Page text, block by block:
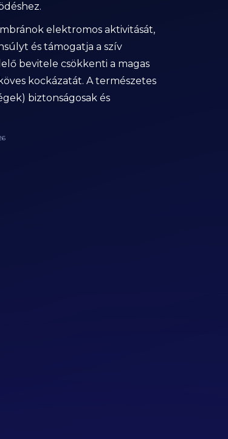
elektromos aktivitását,
és támogatja a szív
bevitele csökkenti a magas
kockázatát. A természetes
biztonságosak és